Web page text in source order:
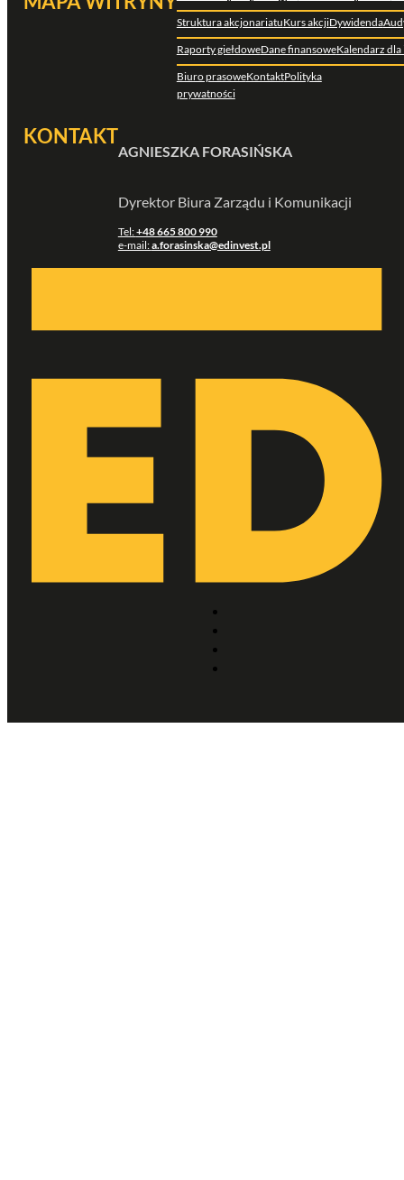
Struktura akcjonariatuKurs akcjiDywidenda
Raporty giełdoweDane finansoweKalendarz
Biuro prasoweKontaktPolityka
prywatności
KONTAKT
AGNIESZKA FORASIŃSKA
Dyrektor Biura Zarządu i Komunikacji
Tel:+48 665 800 990
e-mail:a.forasinska@edinvest.pl